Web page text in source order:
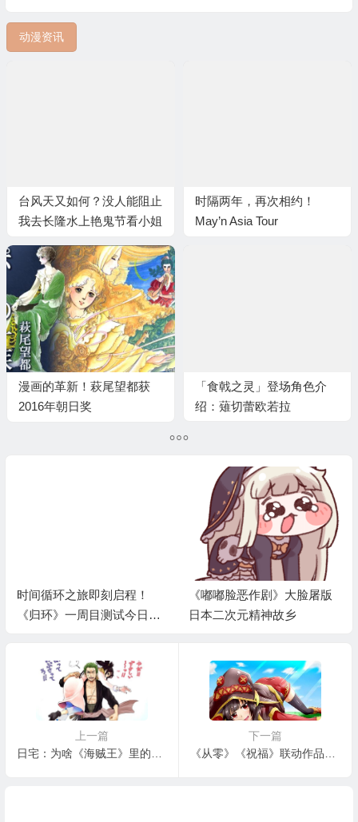
动漫资讯
台风天又如何？没人能阻止
我去长隆水上艳鬼节看小姐
时隔两年，再次相约！
May’n Asia Tour
漫画的革新！萩尾望都获
2016年朝日奖
「食戟之灵」登场角色介
绍：薙切蕾欧若拉
时间循环之旅即刻启程！
《归环》一周目测试今日开
《嘟嘟脸恶作剧》大脸屠版
日本二次元精神故乡
上一篇
下一篇